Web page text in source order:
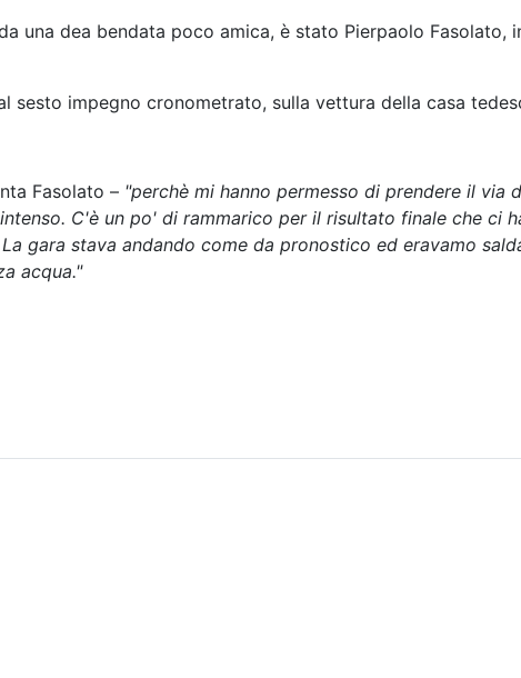
una dea bendata poco amica, è stato Pierpaolo Fasolato,
sesto impegno cronometrato, sulla vettura della casa
Fasolato – "perchè mi hanno permesso di prendere il via
C'è un po' di rammarico per il risultato finale che
gara stava andando come da pronostico ed eravamo
acqua."